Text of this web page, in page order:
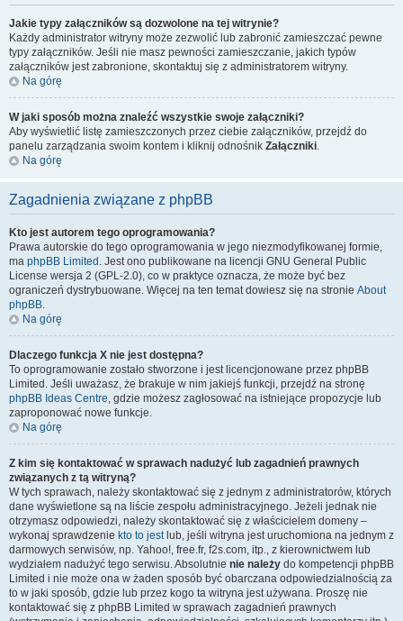
Jakie typy załączników są dozwolone na tej witrynie?
Każdy administrator witryny może zezwolić lub zabronić zamieszczać pewne
typy załączników. Jeśli nie masz pewności zamieszczanie, jakich typów
załączników jest zabronione, skontaktuj się z administratorem witryny.
Na górę
W jaki sposób można znaleźć wszystkie swoje załączniki?
Aby wyświetlić listę zamieszczonych przez ciebie załączników, przejdź do
panelu zarządzania swoim kontem i kliknij odnośnik Załączniki.
Na górę
Zagadnienia związane z phpBB
Kto jest autorem tego oprogramowania?
Prawa autorskie do tego oprogramowania w jego niezmodyfikowanej formie,
ma phpBB Limited . Jest ono publikowane na licencji GNU General Public
License wersja 2 (GPL-2.0), co w praktyce oznacza, że może być bez
ograniczeń dystrybuowane. Więcej na ten temat dowiesz się na stronie About
phpBB.
Na górę
Dlaczego funkcja X nie jest dostępna?
To oprogramowanie zostało stworzone i jest licencjonowane przez phpBB
Limited. Jeśli uważasz, że brakuje w nim jakiejś funkcji, przejdź na stronę
phpBB Ideas Centre, gdzie możesz zagłosować na istniejące propozycje lub
zaproponować nowe funkcje.
Na górę
Z kim się kontaktować w sprawach nadużyć lub zagadnień prawnych
związanych z tą witryną?
W tych sprawach, należy skontaktować się z jednym z administratorów, których
dane wyświetlone są na liście zespołu administracyjnego. Jeżeli jednak nie
otrzymasz odpowiedzi, należy skontaktować się z właścicielem domeny –
wykonaj sprawdzenie kto to jestlub, jeśli witryna jest uruchomiona na jednym z
darmowych serwisów, np. Yahoo!, free.fr, f2s.com, itp., z kierownictwem lub
wydziałem nadużyć tego serwisu. Absolutnie nie należy do kompetencji phpBB
Limited i nie może ona w żaden sposób być obarczana odpowiedzialnością za
to w jaki sposób, gdzie lub przez kogo ta witryna jest używana. Proszę nie
kontaktować się z phpBB Limited w sprawach zagadnień prawnych